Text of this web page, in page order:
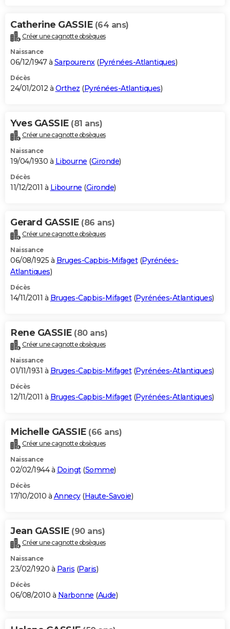
Catherine GASSIE (64 ans)
Créer une cagnotte obsèques
Naissance
06/12/1947 à Sarpourenx(Pyrénées-Atlantiques)
Décès
24/01/2012 à Orthez (Pyrénées-Atlantiques)
Yves GASSIE (81 ans)
Créer une cagnotte obsèques
Naissance
19/04/1930 à Libourne (Gironde)
Décès
11/12/2011 à Libourne (Gironde)
Gerard GASSIE (86 ans)
Créer une cagnotte obsèques
Naissance
06/08/1925 à Bruges-Capbis-Mifaget(Pyrénées-
Atlantiques)
Décès
14/11/2011 à Bruges-Capbis-Mifaget(Pyrénées-Atlantiques)
Rene GASSIE (80 ans)
Créer une cagnotte obsèques
Naissance
01/11/1931 à Bruges-Capbis-Mifaget(Pyrénées-Atlantiques)
Décès
12/11/2011 à Bruges-Capbis-Mifaget(Pyrénées-Atlantiques)
Michelle GASSIE (66 ans)
Créer une cagnotte obsèques
Naissance
02/02/1944 à Doingt(Somme)
Décès
17/10/2010 à Annecy(Haute-Savoie)
Jean GASSIE (90 ans)
Créer une cagnotte obsèques
Naissance
23/02/1920 à Paris (Paris)
Décès
06/08/2010 à Narbonne (Aude)